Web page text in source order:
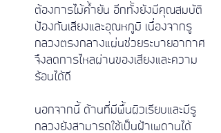
ต้องการไม้ค้ำยัน อีกทั้งยังมีคุณสมบัติ
ป้องกันเสียงและอุณหภูมิ เนื่องจากรู
กลวงตรงกลางแผ่นช่วยระบายอากาศ
จึงลดการไหลผ่านของเสียงและความ
ร้อนได้ดี
นอกจากนี้ ด้านที่มีพื้นผิวเรียบและมีรู
กลวงยังสามารถใช้เป็นฝ้าเพดานได้